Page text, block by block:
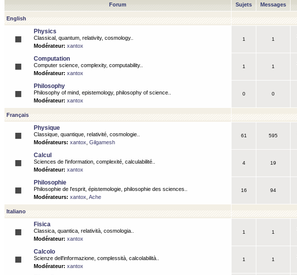
Forum Sujets Messages
English
Physics
Classical, quantum, relativity, cosmology..
Modérateur: xantox
1 1
Computation
Computer science, complexity, computability..
Modérateur: xantox
1 1
Philosophy
Philosophy of mind, epistemology, philosophy of science..
Modérateur: xantox
0 0
Français
Physique
Classique, quantique, relativité, cosmologie..
Modérateurs: xantox Gilgamesh
61 595
Calcul
Sciences de l'information, complexité, calculabilité..
Modérateur: xantox
4 19
Philosophie
Philosophie de l'esprit, épistemologie, philosophie des sciences..
Modérateurs: xantox Ache
16 94
Italiano
Fisica
Classica, quantica, relatività, cosmologia..
Modérateur: xantox
1 1
Calcolo
Scienze dell'informazione, complessità, calcolabilità..
Modérateur: xantox
1 1